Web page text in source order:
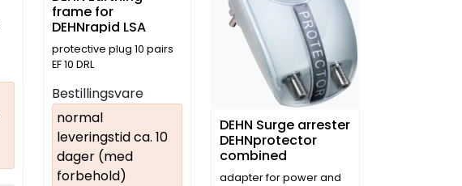
frame for
DEHNrapid LSA
protective plug 10 pairs
EF 10 DRL
Bestillingsvare
normal
leveringstid ca. 10
dager (med
forbehold)
DEHN Surge arrester
DEHNprotector
combined
adapter for power and